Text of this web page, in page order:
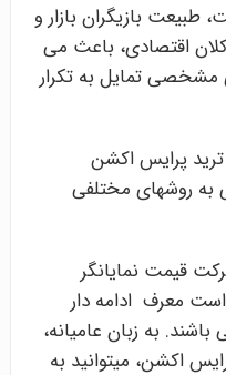
طبیعت بازیگران بازار و
اقتصادی، باعث می
تمایل به تکرار
ترید پرایس اکشن
به روشهای مختلفی
قیمت نمایانگر
معرف ادامه دار
به زبان عامیانه،
اکشن، میتوانید به